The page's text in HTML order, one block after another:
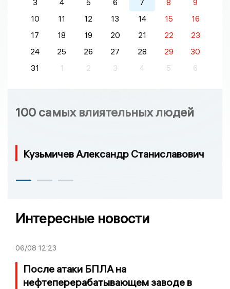
3
4 5 6 7 8
9
10
11 12 13 14 15
16
17
18 19 20 21 22
23
24
25 26 27 28 29
30
31
1 2 3 4 5 6
100 самых влиятельных людей
Кузьмичев Александр Станиславович
Интересные новости
06/08 12:23
После атаки БПЛА на
нефтеперерабатывающем заводе в